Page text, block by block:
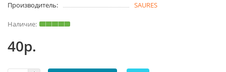
Производитель:
SAURES
40р.